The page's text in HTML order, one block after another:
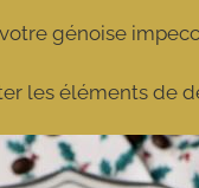
génoise
les éléments de